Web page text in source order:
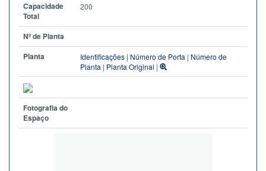
Capacidade
Total
200
Nº de Planta
Planta
Identificações | Número de Porta | Número de
Planta | Planta Original |
Fotografia do
Espaço